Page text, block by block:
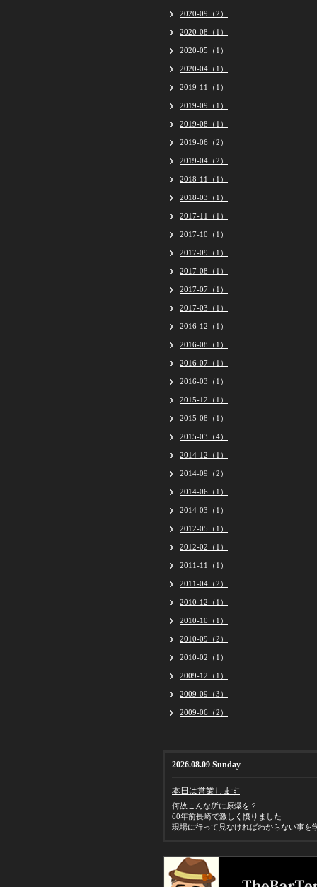
2020-09（2）
2020-08（1）
2020-05（1）
2020-04（1）
2019-11（1）
2019-09（1）
2019-08（1）
2019-06（2）
2019-04（2）
2018-11（1）
2018-03（1）
2017-11（1）
2017-10（1）
2017-09（1）
2017-08（1）
2017-07（1）
2017-03（1）
2016-12（1）
2016-08（1）
2016-07（1）
2016-03（1）
2015-12（1）
2015-08（1）
2015-03（4）
2014-12（1）
2014-09（2）
2014-06（1）
2014-03（1）
2012-05（1）
2012-02（1）
2011-11（1）
2011-04（2）
2010-12（1）
2010-10（1）
2010-09（2）
2010-02（1）
2009-12（1）
2009-09（3）
2009-06（2）
2026.08.09 Sunday
本日は営業します
何故こんな所に原爆を？
60年前長崎で激しく憤りました
現場に行って見なければわからない事を